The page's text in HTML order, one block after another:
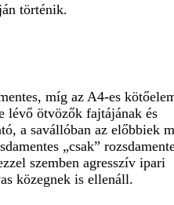
történik.
míg az A4-es
lévő ötvözők fajtájának és
a savállóban az előbbiek
„csak”
szemben agresszív ipari
közegnek is ellenáll.